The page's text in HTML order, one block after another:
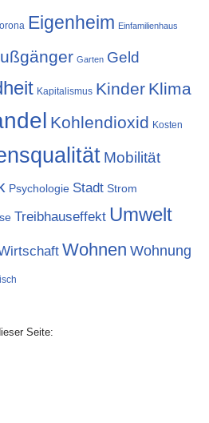
Eigenheim Einfamilienhaus
Garten Geld
Kapitalismus Kinder Klima
Kohlendioxid Kosten
Mobilität
Psychologie Stadt Strom
Treibhauseffekt Umwelt
Wohnen Wohnung
Seite: